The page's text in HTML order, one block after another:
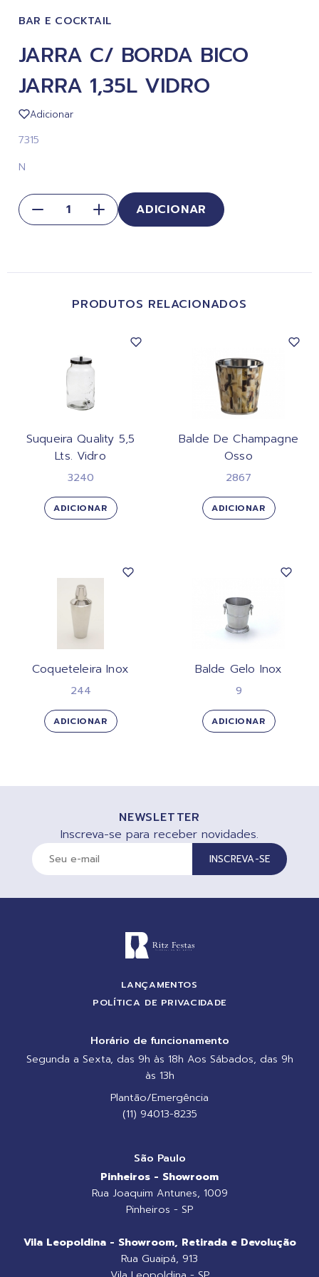
BAR E COCKTAIL
JARRA C/ BORDA BICO
JARRA 1,35L VIDRO
Adicionar
7315
N
ADICIONAR
PRODUTOS RELACIONADOS
Suqueira Quality 5,5
Lts. Vidro
3240
ADICIONAR
Balde De Champagne
Osso
2867
ADICIONAR
Coqueteleira Inox
244
ADICIONAR
Balde Gelo Inox
9
ADICIONAR
NEWSLETTER
Inscreva-se para receber novidades.
INSCREVA-SE
LANÇAMENTOS
POLÍTICA DE PRIVACIDADE
Horário de funcionamento
Segunda a Sexta, das 9h às 18h Aos Sábados, das 9h
às 13h
Plantão/Emergência
(11) 94013-8235
São Paulo
Pinheiros - Showroom
Rua Joaquim Antunes, 1009
Pinheiros - SP
Vila Leopoldina - Showroom, Retirada e Devolução
Rua Guaipá, 913